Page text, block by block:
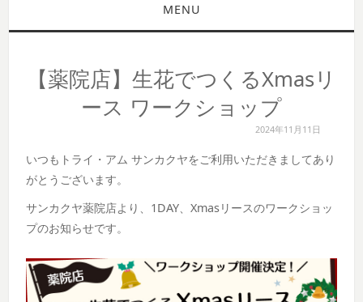
MENU
商品紹介
ワークショップ
【薬院店】生花でつくるXmasリ
ース ワークショップ
2024年11月11日
いつもトライ・アム サンカクヤをご利用いただきましてあり
がとうございます。
サンカクヤ薬院店より、1DAY、Xmasリースのワークショッ
プのお知らせです。